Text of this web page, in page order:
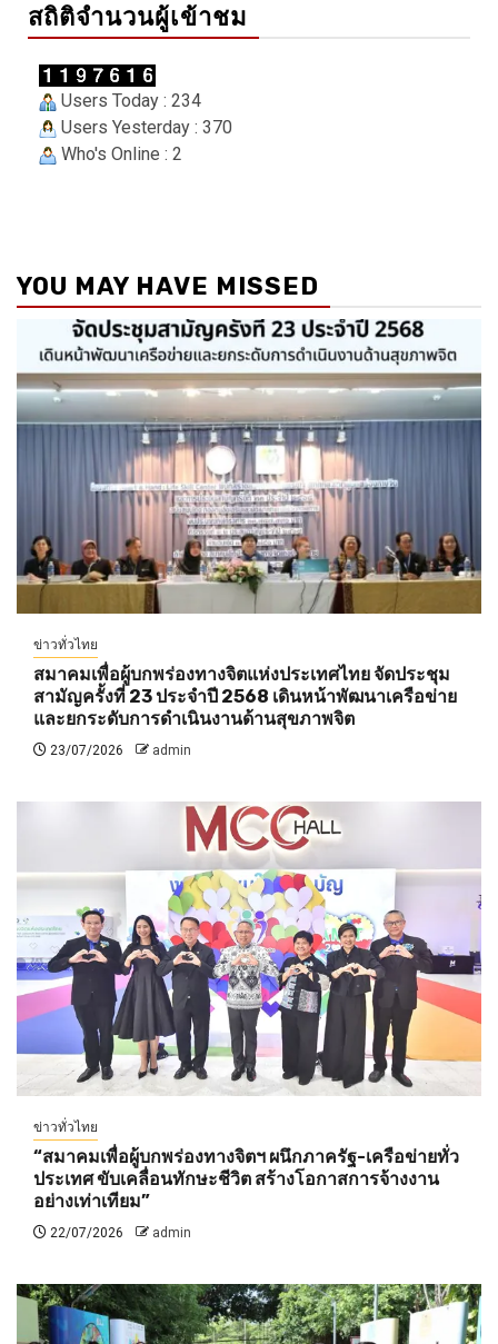
สถิติจำนวนผู้เข้าชม
Users Today : 234
Users Yesterday : 370
Who's Online : 2
YOU MAY HAVE MISSED
ข่าวทั่วไทย
สมาคมเพื่อผู้บกพร่องทางจิตแห่งประเทศไทย จัดประชุม
สามัญครั้งที่ 23 ประจำปี 2568 เดินหน้าพัฒนาเครือข่าย
และยกระดับการดำเนินงานด้านสุขภาพจิต
23/07/2026 admin
ข่าวทั่วไทย
“สมาคมเพื่อผู้บกพร่องทางจิตฯ ผนึกภาครัฐ-เครือข่ายทั่ว
ประเทศ ขับเคลื่อนทักษะชีวิต สร้างโอกาสการจ้างงาน
อย่างเท่าเทียม”
22/07/2026 admin